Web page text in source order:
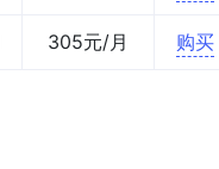
305元/月 购买